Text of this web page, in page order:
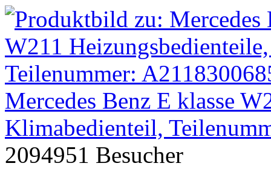
Mercedes Benz E klasse
Klimabedienteil,
2094951 Besucher